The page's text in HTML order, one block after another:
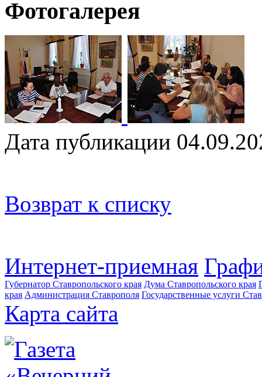
Фотогалерея
Дата публикации
Возврат к списку
Интернет-приемная
Губернатор Ставропольского края Дума Ставропольского края
края Администрация Ставрополя Государственные услуги
Карта сайта